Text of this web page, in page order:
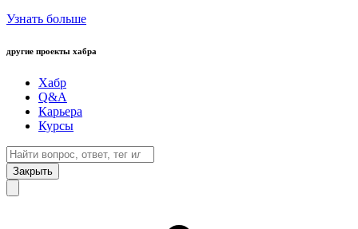
Узнать больше
другие проекты хабра
Хабр
Q&A
Карьера
Курсы
Закрыть